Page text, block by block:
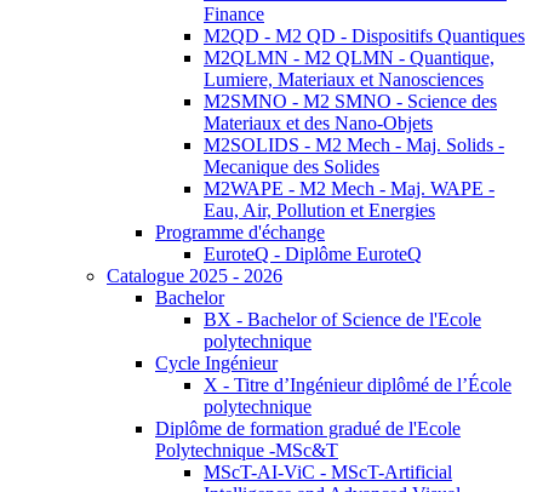
Finance
M2QD - M2 QD - Dispositifs Quantiques
M2QLMN - M2 QLMN - Quantique,
Lumiere, Materiaux et Nanosciences
M2SMNO - M2 SMNO - Science des
Materiaux et des Nano-Objets
M2SOLIDS - M2 Mech - Maj. Solids -
Mecanique des Solides
M2WAPE - M2 Mech - Maj. WAPE -
Eau, Air, Pollution et Energies
Programme d'échange
EuroteQ - Diplôme EuroteQ
Catalogue 2025 - 2026
Bachelor
BX - Bachelor of Science de l'Ecole
polytechnique
Cycle Ingénieur
X - Titre d’Ingénieur diplômé de l’École
polytechnique
Diplôme de formation gradué de l'Ecole
Polytechnique -MSc&T
MScT-AI-ViC - MScT-Artificial